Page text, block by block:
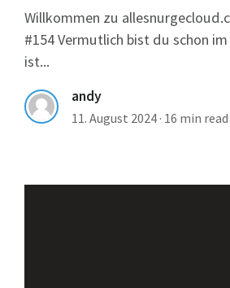
Willkommen zu
#154 Vermutlich bist du schon
ist...
andy
11. August 2024 · 16 min read